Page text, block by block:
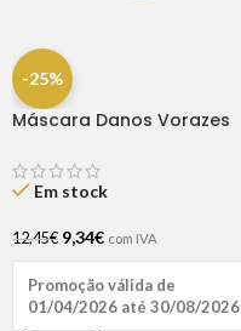
-25%
Máscara Danos Vorazes
Em stock
12,45€ 9,34€ com IVA
Promoção válida de
01/04/2026 até 30/08/2026